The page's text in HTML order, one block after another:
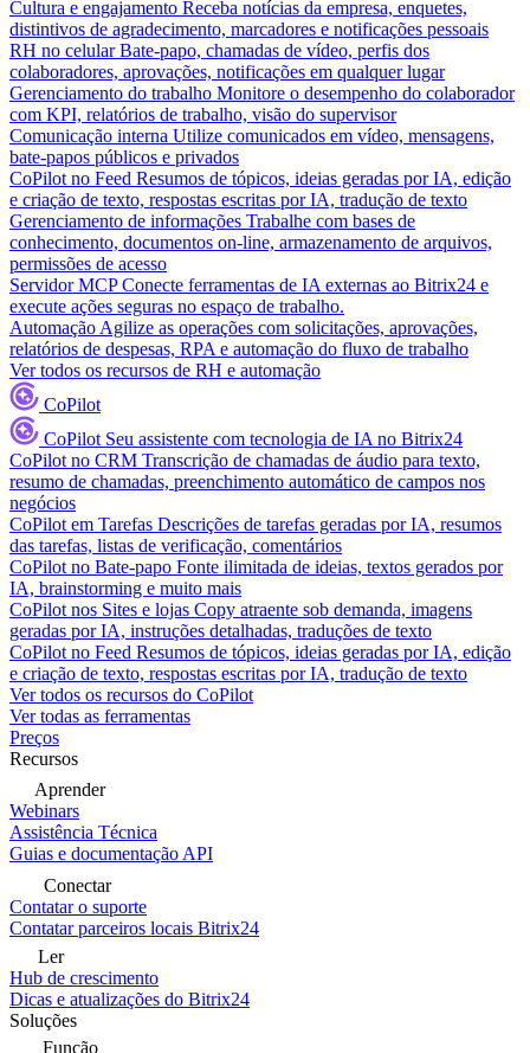
Cultura e engajamento Receba notícias da empresa, enquetes,
distintivos de agradecimento, marcadores e notificações pessoais
RH no celular Bate-papo, chamadas de vídeo, perfis dos
colaboradores, aprovações, notificações em qualquer lugar
Gerenciamento do trabalho Monitore o desempenho do colaborador
com KPI, relatórios de trabalho, visão do supervisor
Comunicação interna Utilize comunicados em vídeo, mensagens,
bate-papos públicos e privados
CoPilot no Feed Resumos de tópicos, ideias geradas por IA, edição
e criação de texto, respostas escritas por IA, tradução de texto
Gerenciamento de informações Trabalhe com bases de
conhecimento, documentos on-line, armazenamento de arquivos,
permissões de acesso
Servidor MCP Conecte ferramentas de IA externas ao Bitrix24 e
execute ações seguras no espaço de trabalho.
Automação Agilize as operações com solicitações, aprovações,
relatórios de despesas, RPA e automação do fluxo de trabalho
Ver todos os recursos de RH e automação
CoPilot
CoPilot Seu assistente com tecnologia de IA no Bitrix24
CoPilot no CRM Transcrição de chamadas de áudio para texto,
resumo de chamadas, preenchimento automático de campos nos
negócios
CoPilot em Tarefas Descrições de tarefas geradas por IA, resumos
das tarefas, listas de verificação, comentários
CoPilot no Bate-papo Fonte ilimitada de ideias, textos gerados por
IA, brainstorming e muito mais
CoPilot nos Sites e lojas Copy atraente sob demanda, imagens
geradas por IA, instruções detalhadas, traduções de texto
CoPilot no Feed Resumos de tópicos, ideias geradas por IA, edição
e criação de texto, respostas escritas por IA, tradução de texto
Ver todos os recursos do CoPilot
Ver todas as ferramentas
Preços
Recursos
Aprender
Webinars
Assistência Técnica
Guias e documentação API
Conectar
Contatar o suporte
Contatar parceiros locais Bitrix24
Ler
Hub de crescimento
Dicas e atualizações do Bitrix24
Soluções
Função